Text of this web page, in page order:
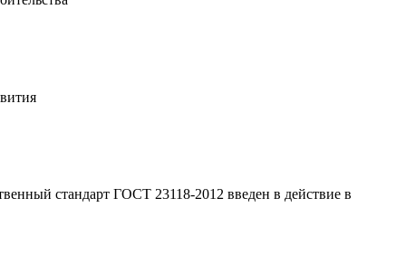
стандарт ГОСТ 23118-2012 введен в действие в